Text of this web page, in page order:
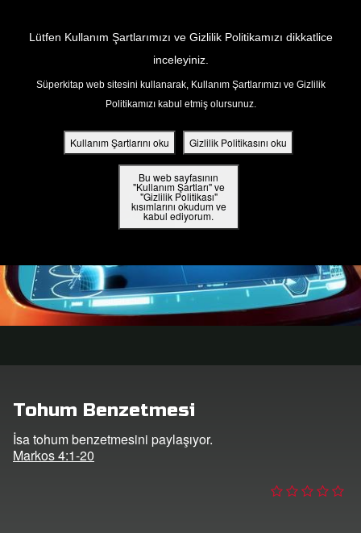
Lütfen Kullanım Şartlarımızı ve Gizlilik Politikamızı dikkatlice
inceleyiniz.
Süperkitap web sitesini kullanarak, Kullanım Şartlarımızı ve Gizlilik
Politikamızı kabul etmiş olursunuz.
Kullanım Şartlarını oku Gizlilik Politikasını oku
Bu web sayfasının
"Kullanım Şartları" ve
"Gizlilik Politikası"
kısımlarını okudum ve
kabul ediyorum.
İndirin!
Tohum Benzetmesi
İsa tohum benzetmesini paylaşıyor.
Markos 4:1-20